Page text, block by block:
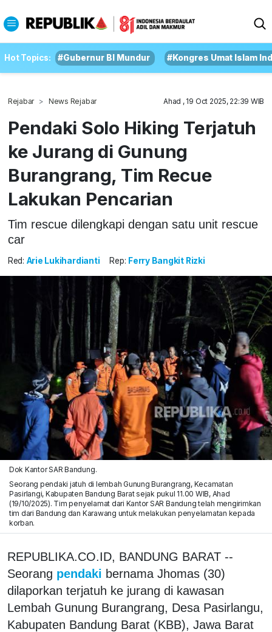
Hot Topics: #Gubernur BI Mundur #Kongres Umat Islam
Rejabar News Rejabar Ahad , 19 Oct 2025, 22:39 WIB
Pendaki Solo Hiking Terjatuh
ke Jurang di Gunung
Burangrang, Tim Recue
Lakukan Pencarian
Tim rescue dilengkapi dengan satu unit rescue
car
Red: Arie Lukihardianti Rep: Ferry Bangkit Rizki
Dok Kantor SAR Bandung.
Seorang pendaki jatuh di lembah Gunung Burangrang, Kecamatan
Pasirlangi, Kabupaten Bandung Barat sejak pukul 11.00 WIB, Ahad
(19/10/2025). Tim penyelamat dari Kantor SAR Bandung telah mengirimkan
tim dari Bandung dan Karawang untuk melakukan penyelamatan kepada
korban.
REPUBLIKA.CO.ID, BANDUNG BARAT --
Seorang pendaki bernama Jhomas (30)
dilaporkan terjatuh ke jurang di kawasan
Lembah Gunung Burangrang, Desa Pasirlangu,
Kabupaten Bandung Barat (KBB), Jawa Barat